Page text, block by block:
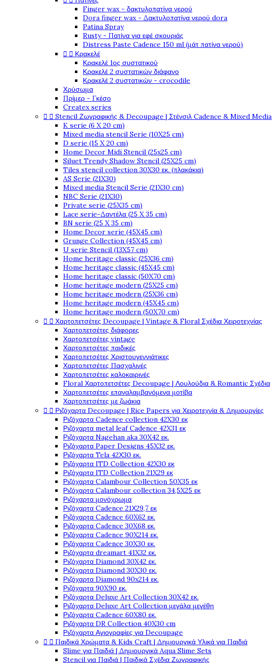
Finger wax - δακτυλοπατίνα νερού
Dora finger wax - Δακτυλοπατίνα νερού dora
Patina Spray
Rusty - Πατίνα για εφέ σκουριάς
Distress Paste Cadence 150 ml (μάτ πατίνα νερού)
  Κρακελέ
Κρακελέ 1ος συστατικού
Κρακελέ 2 συστατικών διάφανο
Κρακελέ 2 συστατικών - crocodile
Χρύσωμα
Πρίμερ - Γκέσο
Createx series
  Stencil Ζωγραφικής & Decoupage | Στένσιλ Cadence & Mixed Media
K serie (6 X 20 cm)
Mixed media stencil Serie (10X25 cm)
D serie (15 X 20 cm)
Home Decor Midi Stencil (25x25 cm)
Siluet Trendy Shadow Stencil (25X25 cm)
Tiles stencil collection 30X30 εκ. (πλακάκια)
AS Serie (21X30)
Mixed media Stencil Serie (21X30 cm)
NBC Serie (21X30)
Private serie (25X35 cm)
Lace serie-Δαντέλα (25 X 35 cm)
BN serie (25 X 35 cm)
Home Decor serie (45X45 cm)
Grunge Collection (45X45 cm)
U serie Stencil (13X57 cm)
Home heritage classic (25X36 cm)
Home heritage classic (45X45 cm)
Home heritage classic (50X70 cm)
Home heritage modern (25X25 cm)
Home heritage modern (25X36 cm)
Home heritage modern (45X45 cm)
Home heritage modern (50X70 cm)
  Χαρτοπετσέτες Decoupage | Vintage & Floral Σχέδια Χειροτεχνίας
Χαρτοπετσέτες διάφορες
Χαρτοπετσέτες vintage
Χαρτοπετσέτες παιδικές
Χαρτοπετσέτες Χριστουγεννιάτικες
Χαρτοπετσέτες Πασχαλινές
Χαρτοπετσέτες καλοκαιρινές
Floral Χαρτοπετσέτες Decoupage | Λουλούδια & Romantic Σχέδια
Χαρτοπετσέτες επαναλαμβανόμενα μοτίβα
Χαρτοπετσέτες με ζωάκια
  Ριζόχαρτα Decoupage | Rice Papers για Χειροτεχνία & Δημιουργίες
Ριζόχαρτα Cadence collection 42X30 εκ
Ριζόχαρτα metal leaf Cadence 42X31 εκ
Ριζόχαρτα Nagehan aka 30X42 εκ.
Ριζόχαρτα Paper Designs 45X32 εκ.
Ριζόχαρτα Tela 42Χ30 εκ.
Ριζόχαρτα ITD Collection 42X30 εκ
Ριζόχαρτα ITD Collection 21X29 εκ
Ριζόχαρτα Calambour Collection 50X35 εκ
Ριζόχαρτα Calambour collection 34,5X25 εκ
Ριζόχαρτα μονόχρωμα
Ριζόχαρτα Cadence 21Χ29,7 εκ
Ριζόχαρτα Cadence 60X62 εκ.
Ριζόχαρτα Cadence 30X68 εκ.
Ριζόχαρτα Cadence 90X214 εκ.
Ριζόχαρτα Cadence 30X30 εκ.
Ριζόχαρτα dreamart 41X32 εκ.
Ριζόχαρτα Diamond 30X42 εκ.
Ριζόχαρτα Diamond 30X30 εκ.
Ριζόχαρτα Diamond 90x214 εκ.
Ριζόχαρτα 90X90 εκ.
Ριζόχαρτα Deluxe Art Collection 30X42 εκ.
Ριζόχαρτα Deluxe Art Collection μεγάλα μεγέθη
Ριζόχαρτα Cadence 60X80 εκ.
Ριζόχαρτα DR Collection 40X30 cm
Ριζόχαρτα Αγιογραφίες για Decoupage
  Παιδικά Χρώματα & Kids Craft | Δημιουργικά Υλικά για Παιδιά
Slime για Παιδιά | Δημιουργικά Aqua Slime Sets
Stencil για Παιδιά | Παιδικά Σχέδια Ζωγραφικής